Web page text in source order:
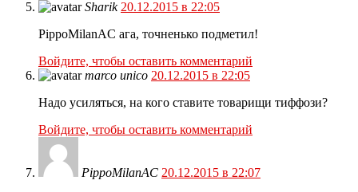
Sharik 20.12.2015 в 22:05
PippoMilanAC ага, точненько подметил!
Войдите, чтобы оставить комментарий
marco unico 20.12.2015 в 22:05
Надо усиляться, на кого ставите товарищи тиффози?
Войдите, чтобы оставить комментарий
PippoMilanAC 20.12.2015 в 22:07